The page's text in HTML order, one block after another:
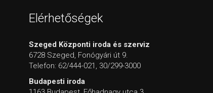
Elérhetőségek
Szeged Központi iroda és szerviz
6728 Szeged, Fonógyári út 9.
Telefon: 62/444-021, 30/299-3000
Budapesti iroda